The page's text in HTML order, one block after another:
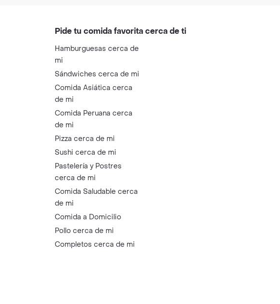
Pide tu comida favorita cerca de ti
Hamburguesas cerca de
mi
Sándwiches cerca de mi
Comida Asiática cerca
de mi
Comida Peruana cerca
de mi
Pizza cerca de mi
Sushi cerca de mi
Pastelería y Postres
cerca de mi
Comida Saludable cerca
de mi
Comida a Domicilio
Pollo cerca de mi
Completos cerca de mi